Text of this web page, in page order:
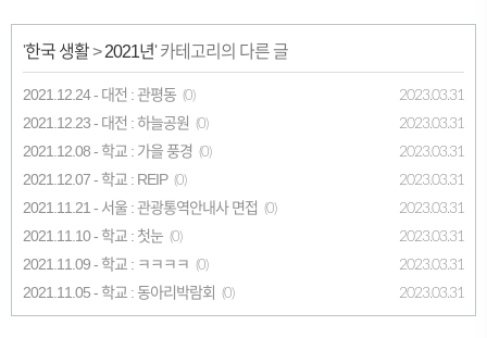
'한국 생활>2021년' 카테고리의 다른 글
2021.12.24 - 대전 : 관평동 (0) 2023.03.31
2021.12.23 - 대전 : 하늘공원 (0) 2023.03.31
2021.12.08 - 학교 : 가을 풍경 (0) 2023.03.31
2021.12.07 - 학교 : REIP (0) 2023.03.31
2021.11.21 - 서울 : 관광통역안내사 면접 (0) 2023.03.31
2021.11.10 - 학교 : 첫눈 (0) 2023.03.31
2021.11.09 - 학교 : ㅋㅋㅋㅋ (0) 2023.03.31
2021.11.05 - 학교 : 동아리박람회 (0) 2023.03.31